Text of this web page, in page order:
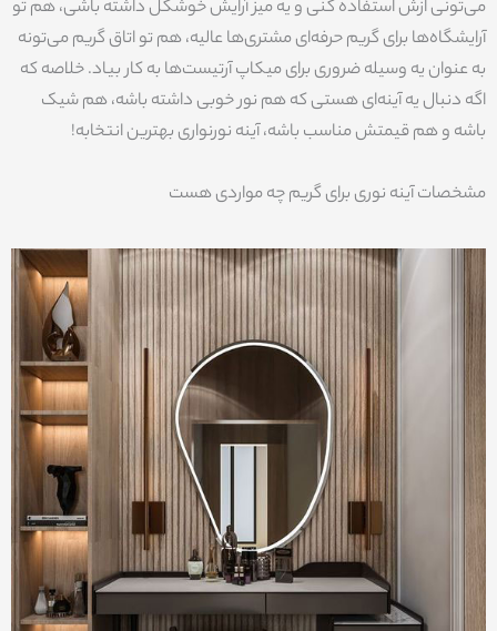
می‌تونی ازش استفاده کنی و یه میز آرایش خوشگل داشته باشی، هم تو
آرایشگاه‌ها برای گریم حرفه‌ای مشتری‌ها عالیه، هم تو اتاق گریم می‌تونه
به عنوان یه وسیله ضروری برای میکاپ آرتیست‌ها به کار بیاد. خلاصه که
اگه دنبال یه آینه‌ای هستی که هم نور خوبی داشته باشه، هم شیک
باشه و هم قیمتش مناسب باشه، آینه نورنواری بهترین انتخابه!
مشخصات آینه نوری برای گریم چه مواردی هست